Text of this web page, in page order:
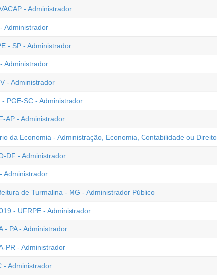
- Administrador
Administrador
- SP - Administrador
Administrador
- Administrador
PGE-SC - Administrador
AP - Administrador
da Economia - Administração, Economia, Contabilidade ou Direito
DF - Administrador
Administrador
de Turmalina - MG - Administrador Público
- UFRPE - Administrador
- PA - Administrador
PR - Administrador
- Administrador